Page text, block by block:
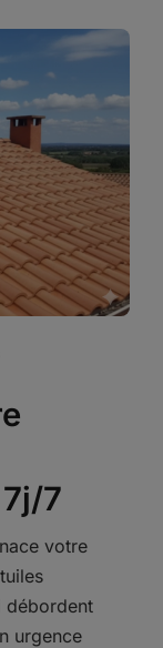
7
votre
débordent
urgence